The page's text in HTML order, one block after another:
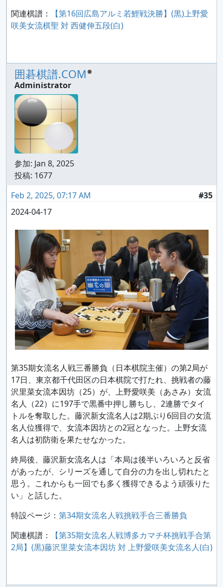
関連棋譜：
【第16回広島アルミ若鯉戦決勝】(黒)上野愛
咲美女流棋聖 対 西健伸五段(白)
囲碁棋譜.COM
Administrator
参加: Jan 8, 2025
投稿: 1677
Feb 2, 2025, 07:17 AM
#35
2024-04-17
第35期女流名人戦三番勝負（日本棋院主催）の第2局が
17日、東京都千代田区の日本棋院で打たれ、挑戦者の藤
沢里菜女流本因坊（25）が、上野愛咲美（あさみ）女流
名人（22）に197手で黒番中押し勝ちし、2連勝でタイ
トルを奪取した。藤沢新女流名人は2期ぶり6回目の女流
名人位獲得で、女流本因坊との2冠となった。上野女流
名人は初防衛を果たせなかった。
終局後、藤沢新女流名人は「本局は後半いろいろと反省
があったが、シリーズを通して自分の力を出し切れたと
思う。これからも一回でも多く獲得できるよう頑張りた
い」と話した。
特設ページ： 第34期女流名人戦挑戦手合三番勝負
関連棋譜：
【第35期女流名人戦博多カマチ杯挑戦手合第
2局】(黒)藤沢里菜女流本因坊 対 上野愛咲美女流名人(白)